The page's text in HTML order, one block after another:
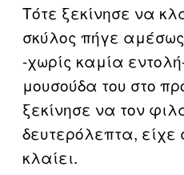
Τότε ξεκίνησε να
σκύλος πήγε
-χωρίς καμία
μουσούδα του στο
ξεκίνησε να τον
δευτερόλεπτα, είχε
κλαίει.